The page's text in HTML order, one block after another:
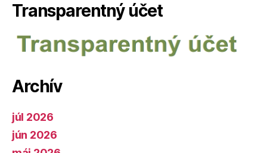
Transparentný účet
Archív
júl 2026
jún 2026